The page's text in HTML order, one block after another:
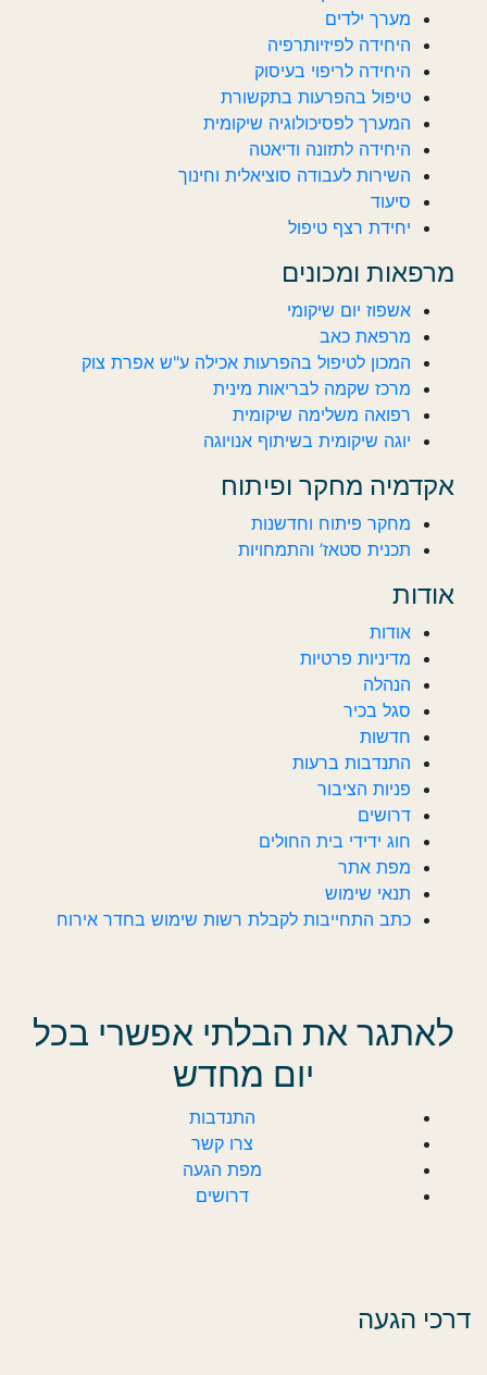
מערך ילדים
היחידה לפיזיותרפיה
היחידה לריפוי בעיסוק
טיפול בהפרעות בתקשורת
המערך לפסיכולוגיה שיקומית
היחידה לתזונה ודיאטה
השירות לעבודה סוציאלית וחינוך
סיעוד
יחידת רצף טיפול
מרפאות ומכונים
אשפוז יום שיקומי
מרפאת כאב
המכון לטיפול בהפרעות אכילה ע"ש אפרת צוק
מרכז שקמה לבריאות מינית
רפואה משלימה שיקומית
יוגה שיקומית בשיתוף אנויוגה
אקדמיה מחקר ופיתוח
מחקר פיתוח וחדשנות
תכנית סטאז’ והתמחויות
אודות
אודות
מדיניות פרטיות
הנהלה
סגל בכיר
חדשות‎‎
התנדבות ברעות
פניות הציבור
דרושים
חוג ידידי בית החולים
מפת אתר
תנאי שימוש
כתב התחייבות לקבלת רשות שימוש בחדר אירוח
לאתגר את הבלתי אפשרי בכל
יום מחדש
התנדבות
צרו קשר
מפת הגעה
דרושים
דרכי הגעה